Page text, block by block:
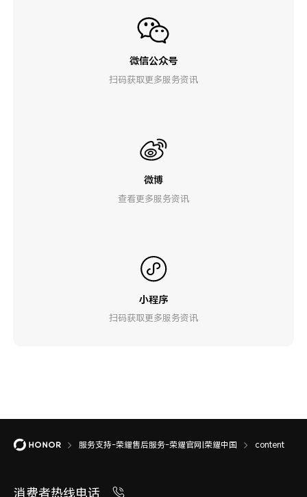
微信公众号
扫码获取更多服务资讯
微博
查看更多服务资讯
小程序
扫码获取更多服务资讯
服务支持-荣耀售后服务-荣耀官网|荣耀中国 content
消费者热线电话